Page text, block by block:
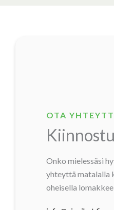
OTA
Onko mielessäsi
yhteyttä matalalla
oheisella